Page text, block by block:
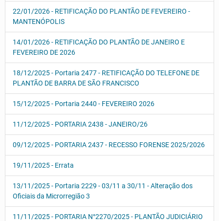
22/01/2026 - RETIFICAÇÃO DO PLANTÃO DE FEVEREIRO -
MANTENÓPOLIS
14/01/2026 - RETIFICAÇÃO DO PLANTÃO DE JANEIRO E
FEVEREIRO DE 2026
18/12/2025 - Portaria 2477 - RETIFICAÇÃO DO TELEFONE DE
PLANTÃO DE BARRA DE SÃO FRANCISCO
15/12/2025 - Portaria 2440 - FEVEREIRO 2026
11/12/2025 - PORTARIA 2438 - JANEIRO/26
09/12/2025 - PORTARIA 2437 - RECESSO FORENSE 2025/2026
19/11/2025 - Errata
13/11/2025 - Portaria 2229 - 03/11 a 30/11 - Alteração dos
Oficiais da Microrregião 3
11/11/2025 - PORTARIA N°2270/2025 - PLANTÃO JUDICIÁRIO